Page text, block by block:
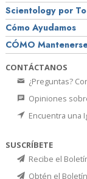
Scientology por
Cómo Ayudamos
CÓMO
CONTÁCTANOS
¿Preguntas?
Opiniones
Encuentra una
SUSCRÍBETE
Recibe el
Obtén el